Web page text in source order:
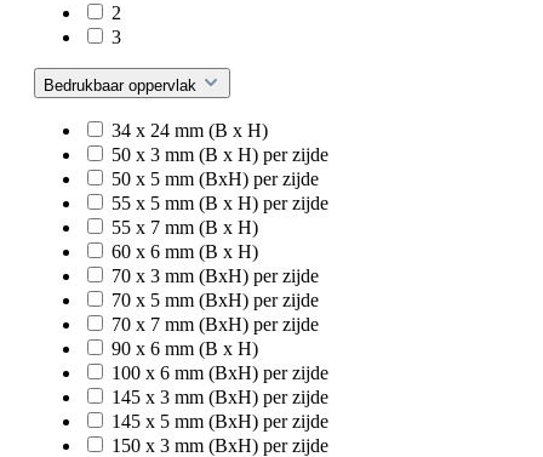
2
3
Bedrukbaar oppervlak
34 x 24 mm (B x H)
50 x 3 mm (B x H) per zijde
50 x 5 mm (BxH) per zijde
55 x 5 mm (B x H) per zijde
55 x 7 mm (B x H)
60 x 6 mm (B x H)
70 x 3 mm (BxH) per zijde
70 x 5 mm (BxH) per zijde
70 x 7 mm (BxH) per zijde
90 x 6 mm (B x H)
100 x 6 mm (BxH) per zijde
145 x 3 mm (BxH) per zijde
145 x 5 mm (BxH) per zijde
150 x 3 mm (BxH) per zijde